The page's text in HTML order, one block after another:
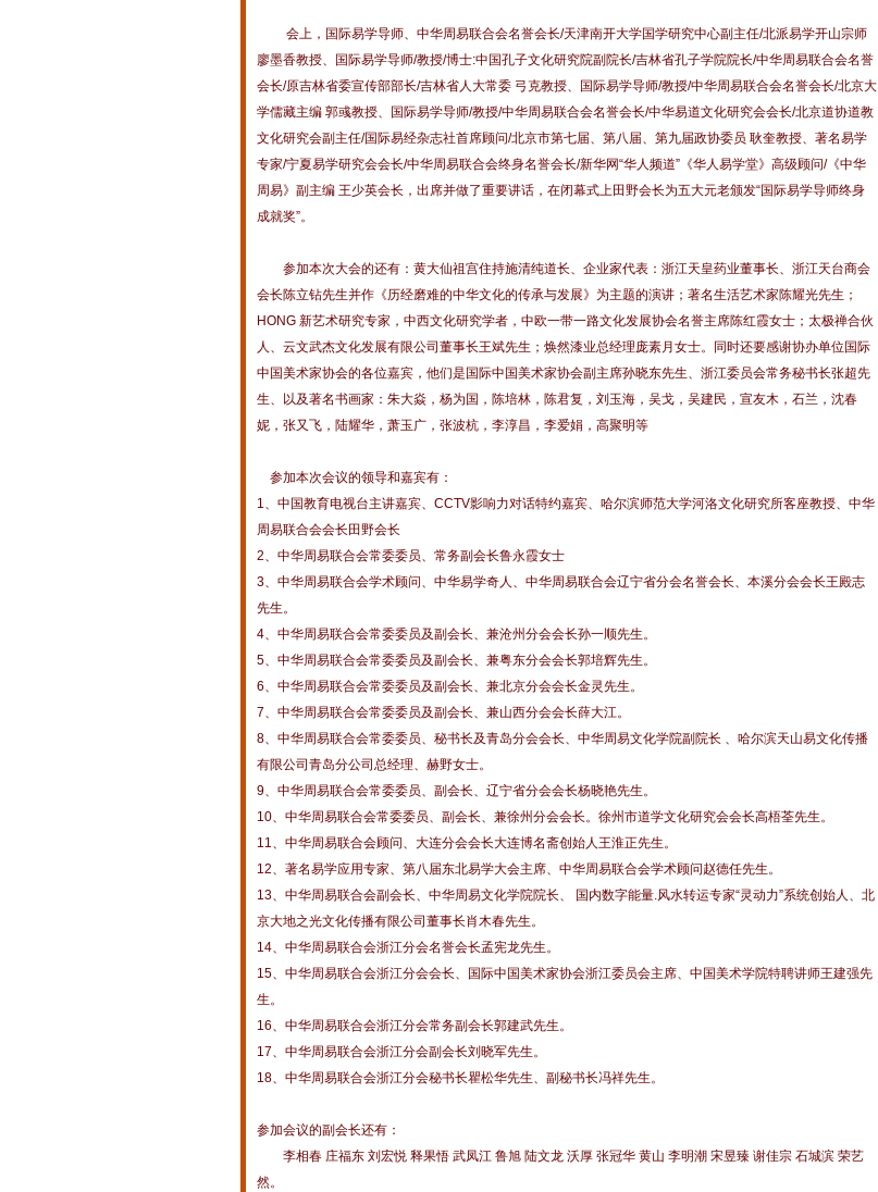
会上，国际易学导师、中华周易联合会名誉会长/天津南开大学国学研究中心副主任/北派易学开山宗师
廖墨香教授、国际易学导师/教授/博士:中国孔子文化研究院副院长/吉林省孔子学院院长/中华周易联合会名誉
会长/原吉林省委宣传部部长/吉林省人大常委 弓克教授、国际易学导师/教授/中华周易联合会名誉会长/北京大
学儒藏主编 郭彧教授、国际易学导师/教授/中华周易联合会名誉会长/中华易道文化研究会会长/北京道协道教
文化研究会副主任/国际易经杂志社首席顾问/北京市第七届、第八届、第九届政协委员 耿奎教授、著名易学
专家/宁夏易学研究会会长/中华周易联合会终身名誉会长/新华网“华人频道”《华人易学堂》高级顾问/《中华
周易》副主编 王少英会长，出席并做了重要讲话，在闭幕式上田野会长为五大元老颁发“国际易学导师终身
成就奖”。
参加本次大会的还有：黄大仙祖宫住持施清纯道长、企业家代表：浙江天皇药业董事长、浙江天台商会
会长陈立钻先生并作《历经磨难的中华文化的传承与发展》为主题的演讲；著名生活艺术家陈耀光先生；
HONG 新艺术研究专家，中西文化研究学者，中欧一带一路文化发展协会名誉主席陈红霞女士；太极禅合伙
人、云文武杰文化发展有限公司董事长王斌先生；焕然漆业总经理庞素月女士。同时还要感谢协办单位国际
中国美术家协会的各位嘉宾，他们是国际中国美术家协会副主席孙晓东先生、浙江委员会常务秘书长张超先
生、以及著名书画家：朱大焱，杨为国，陈培林，陈君复，刘玉海，吴戈，吴建民，宣友木，石兰，沈春
妮，张又飞，陆耀华，萧玉广，张波杭，李淳昌，李爱娟，高聚明等
参加本次会议的领导和嘉宾有：
1、中国教育电视台主讲嘉宾、CCTV影响力对话特约嘉宾、哈尔滨师范大学河洛文化研究所客座教授、中华
周易联合会会长田野会长
2、中华周易联合会常委委员、常务副会长鲁永霞女士
3、中华周易联合会学术顾问、中华易学奇人、中华周易联合会辽宁省分会名誉会长、本溪分会会长王殿志
先生。
4、中华周易联合会常委委员及副会长、兼沧州分会会长孙一顺先生。
5、中华周易联合会常委委员及副会长、兼粤东分会会长郭培辉先生。
6、中华周易联合会常委委员及副会长、兼北京分会会长金灵先生。
7、中华周易联合会常委委员及副会长、兼山西分会会长薛大江。
8、中华周易联合会常委委员、秘书长及青岛分会会长、中华周易文化学院副院长 、哈尔滨天山易文化传播
有限公司青岛分公司总经理、赫野女士。
9、中华周易联合会常委委员、副会长、辽宁省分会会长杨晓艳先生。
10、中华周易联合会常委委员、副会长、兼徐州分会会长。徐州市道学文化研究会会长高梧荃先生。
11、中华周易联合会顾问、大连分会会长大连博名斋创始人王淮正先生。
12、著名易学应用专家、第八届东北易学大会主席、中华周易联合会学术顾问赵德任先生。
13、中华周易联合会副会长、中华周易文化学院院长、 国内数字能量.风水转运专家“灵动力”系统创始人、北
京大地之光文化传播有限公司董事长肖木春先生。
14、中华周易联合会浙江分会名誉会长孟宪龙先生。
15、中华周易联合会浙江分会会长、国际中国美术家协会浙江委员会主席、中国美术学院特聘讲师王建强先
生。
16、中华周易联合会浙江分会常务副会长郭建武先生。
17、中华周易联合会浙江分会副会长刘晓军先生。
18、中华周易联合会浙江分会秘书长瞿松华先生、副秘书长冯祥先生。
参加会议的副会长还有：
李相春 庄福东 刘宏悦 释果悟 武凤江 鲁旭 陆文龙 沃厚 张冠华 黄山 李明潮 宋昱臻 谢佳宗 石城滨 荣艺
然。